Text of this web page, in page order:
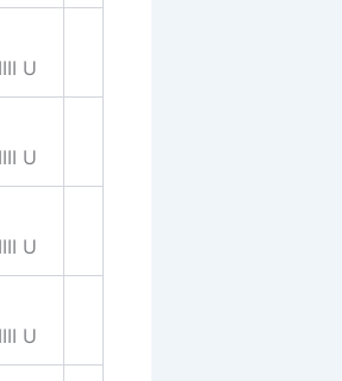
IIII U
IIII U
IIII U
IIII U